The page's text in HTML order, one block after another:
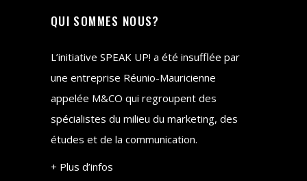
QUI SOMMES NOUS?
L’initiative SPEAK UP! a été insufflée par
une entreprise Réunio-Mauricienne
appelée M&CO qui regroupent des
spécialistes du milieu du marketing, des
études et de la communication.
+ Plus d’infos